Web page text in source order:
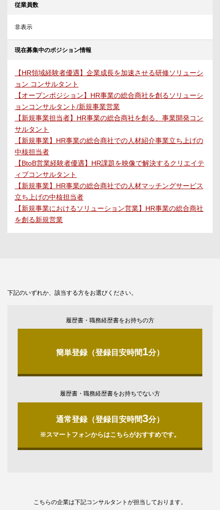
従業員数
非表示
現在募集中のポジション情報
【HR領域経験者優遇】企業成長を加速させる研修ソリューシ
ョン コンサルタント
【オープンポジション】HR事業の総合商社を創るソリューシ
ョンコンサルタント/新規事業営業
【新規事業担当者】HR事業の総合商社を創る、事業開発コン
サルタント
【新規事業】HR事業の総合商社での人材紹介事業立ち上げの
中核担当者
【BtoB営業経験者優遇】HR課題を映像で解決するクリエイテ
ィブコンサルタント
【新規事業】HR事業の総合商社での人材マッチングサービス
立ち上げの中核担当者
【新規事業におけるソリューション営業】HR事業の総合商社
を創る新規営業
下記のいずれか、該当する方をお選びください。
履歴書・職務経歴書をお持ちの方
簡単登録（登録目安時間1分）
履歴書・職務経歴書をお持ちでない方
通常登録（登録目安時間3分）
※スマートフォンからはこちらがおすすめです。
こちらの企業は下記コンサルタントが担当しております。